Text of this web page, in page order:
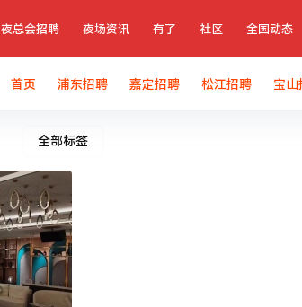
夜总会招聘 夜场资讯 有了 社区 全国动态
首页 浦东招聘 嘉定招聘 松江招聘 宝山
全部标签